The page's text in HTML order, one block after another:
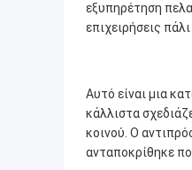
εξυπηρέτηση
επιχειρήσεις
Αυτό είναι μια
κάλλιστα
κοινού. Ο
ανταποκρίθηκε